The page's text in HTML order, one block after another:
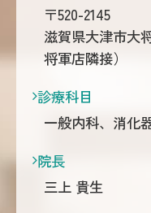
〒520-2145
滋賀県大津市大
将軍店隣接）
診療科目
一般内科、消化
院長
三上 貴生